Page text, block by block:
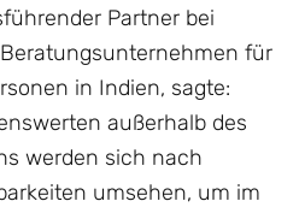
Partner bei
für
in Indien, sagte:
außerhalb des
werden sich nach
umsehen, um im